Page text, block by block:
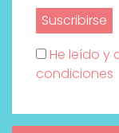
He leído y
condiciones